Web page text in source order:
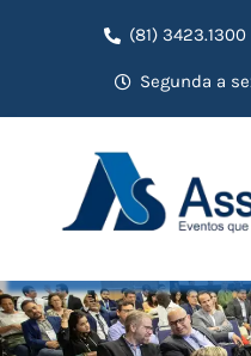
(81) 3423.1300
Segunda a